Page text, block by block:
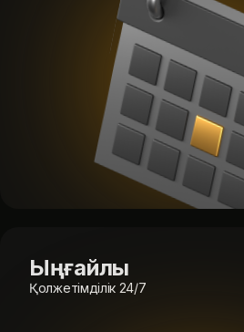
Ыңғайлы
Қолжетімділік 24/7